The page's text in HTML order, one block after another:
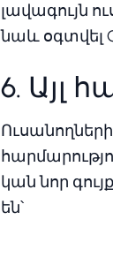
լավագույն
նաև օգտվել
6. Այլ
կան նոր
են՝